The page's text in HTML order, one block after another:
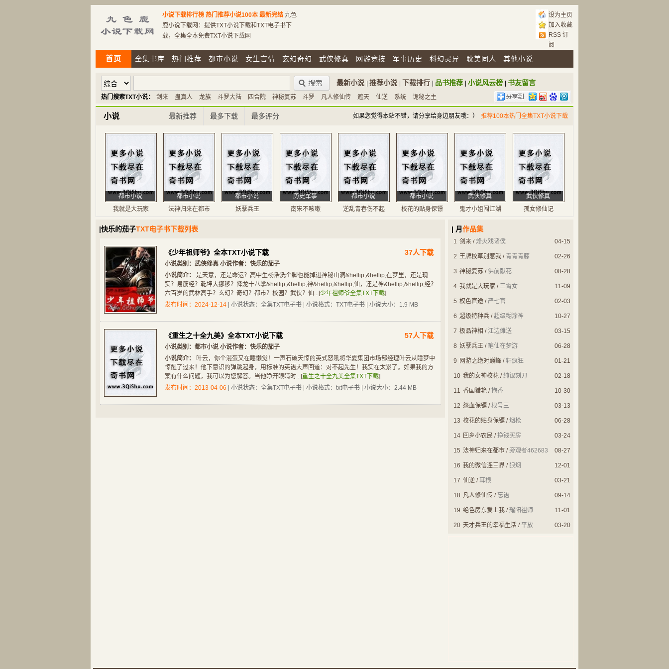
小说下载排行榜 热门推荐小说100本 最新完结 九色
鹿小说下载网：提供TXT小说下载和TXT电子书下
载，全集全本免费TXT小说下载网
设为主页
加入收藏
RSS 订
阅
首页 全集书库 热门推荐 都市小说 女生言情 玄幻奇幻 武侠修真 网游竞技 军事历史 科幻灵异 耽美同人 其他小说
最新小说 推荐小说 下载排行 品书推荐 小说风云榜 书友留言
热门搜索TXT小说： 剑来 蛊真人 龙族 斗罗大陆 四合院 神秘复苏 斗罗 凡人修仙传 遮天 仙逆 系统 诡秘之主
小说 最新推荐 最多下载 最多评分 推荐100本热门全集TXT小说下载
如果您觉得本站不错，请分享给身边朋友哦：）
都市小说
我就是大玩家
都市小说
法神归来在都市
都市小说
妖孽兵王
历史军事
南宋不咳嗽
都市小说
逆乱青春伤不起
都市小说
校花的贴身保镖
武侠修真
鬼才小姐闯江湖
武侠修真
孤女修仙记
玄幻奇幻
剑来
都市小说
王牌校草别惹我
玄幻奇幻
神秘复苏
都市小说
我就是大玩家
都市小说
权色官途
超级特种兵
都市小说
极品神相
玄幻奇幻
回到秦朝做剑仙
网游竞技
都市小说
武侠修真
科幻灵异
历史军事
|快乐的茄子TXT电子书下载列表
《少年祖师爷》全本TXT小说下载 37人下载
小说类别： 武侠修真 小说作者： 快乐的茄子
小说简介：
是天意，还是命运？高中生杨浩洗个脚也能掉进神秘山洞&hellip;&hellip;在梦里，还是现
实？易筋经？乾坤大挪移？降龙十八掌&hellip;&hellip;神&hellip;&hellip;仙，还是神&hellip;&hellip;经？
六百岁的武林高手？玄幻？奇幻？都市？校园？武侠？仙...[少年祖师爷全集TXT下载]
发布时间：2024-12-14 | 小说状态：全集TXT电子书 | 小说格式：TXT电子书 | 小说大小：1.9 MB
《重生之十全九美》全本TXT小说下载 57人下载
小说类别： 都市小说 小说作者： 快乐的茄子
小说简介：
叶云，你个混蛋又在睡懒觉！一声石破天惊的英式怒吼将华夏集团市场部经理叶云从睡梦中
惊醒了过来！他下意识的弹跳起身，用标准的英语大声回道：对不起先生！我实在太累了。如果我的方
案有什么问题，我可以为您解答。当他睁开眼睛时...[重生之十全九美全集TXT下载]
发布时间：2013-04-06 | 小说状态：全集TXT电子书 | 小说格式：txt电子书 | 小说大小：2.44 MB
| 月作品集
04-15
1 剑来 /烽火戏诸侯
02-26
2 王牌校草别惹我 / 青青青藤
08-28
3 神秘复苏 /佛前献花
11-09
4 我就是大玩家 / 三霄女
02-03
5 权色官途 /严七官
10-27
6 超级特种兵 /超级糊涂神
03-15
7 极品神相 / 江边傩送
06-28
8 妖孽兵王 / 笔仙在梦游
01-21
9 网游之绝对巅峰 /轩疯狂
02-18
10 我的女神校花 /纯银刻刀
10-30
11 香国猎艳 /抱香
03-13
12 怒血保镖 /根号三
06-28
13 校花的贴身保镖 /烟枪
03-24
14 回乡小农民 /挣钱买房
08-27
15 法神归来在都市 /旁观者462683
12-01
16 我的微信连三界 /狼烟
03-21
17 仙逆 /耳根
09-14
18 凡人修仙传 /忘语
11-01
19 绝色房东爱上我 /耀阳祖师
03-20
20 天才兵王的幸福生活 /平放